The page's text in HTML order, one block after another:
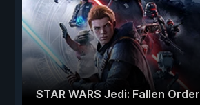
STAR WARS Jedi: Fallen Order